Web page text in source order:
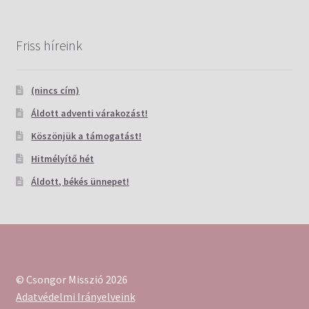
Friss híreink
(nincs cím)
Áldott adventi várakozást!
Köszönjük a támogatást!
Hitmélyítő hét
Áldott, békés ünnepet!
© Csongor Misszió 2026
Adatvédelmi Irányelveink